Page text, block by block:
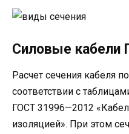
Силовые кабели
Расчет сечения кабеля
соответствии с
ГОСТ 31996—2012
изоляцией». При этом